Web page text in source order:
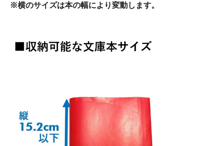
※横のサイズは本の幅により変動します。